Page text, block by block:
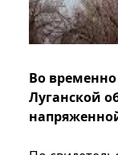
Во
Луганской